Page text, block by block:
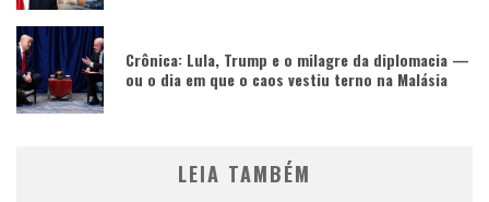
Crônica: Lula, Trump e o milagre da diplomacia —
ou o dia em que o caos vestiu terno na Malásia
LEIA TAMBÉM